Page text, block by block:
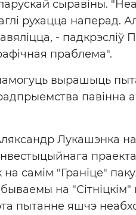
сыравіны.
рухацца наперад.
- падкрэсліў
праблема".
вырашыць
павінна
Лукашэнка
самім "Граніце"
на
пытанне яшчэ